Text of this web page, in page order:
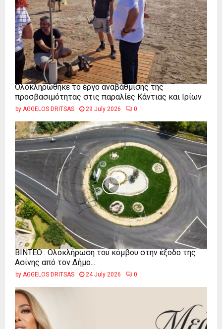
Ολοκληρώθηκε το έργο αναβάθμισης της
προσβασιμότητας στις παραλίες Κάντιας και Ιρίων
by AGGELOS DRITSAS 29 July 2026 0
ΒΙΝΤΕΟ : Ολοκλήρωση του κόμβου στην έξοδο της
Ασίνης από τον Δήμο...
by AGGELOS DRITSAS 24 July 2026 0